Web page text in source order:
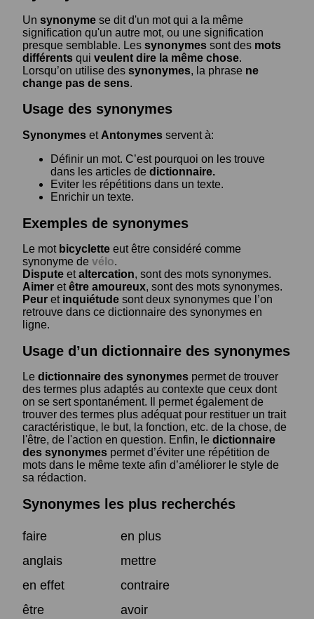
Un synonyme se dit d'un mot qui a la même
signification qu'un autre mot, ou une signification
presque semblable. Les synonymes sont des mots
différents qui veulent dire la même chose.
Lorsqu’on utilise des synonymes, la phrase ne
change pas de sens.
Usage des synonymes
Synonymes et Antonymes servent à:
Définir un mot. C’est pourquoi on les trouve
dans les articles de dictionnaire.
Eviter les répétitions dans un texte.
Enrichir un texte.
Exemples de synonymes
Le mot bicyclette eut être considéré comme
synonyme de vélo.
Dispute etaltercation, sont des mots synonymes.
Aimer etêtre amoureux, sont des mots synonymes.
Peur et inquiétude sont deux synonymes que l’on
retrouve dans ce dictionnaire des synonymes en
ligne.
Usage d’un dictionnaire des synonymes
Le dictionnaire des synonymes permet de trouver
des termes plus adaptés au contexte que ceux dont
on se sert spontanément. Il permet également de
trouver des termes plus adéquat pour restituer un trait
caractéristique, le but, la fonction, etc. de la chose, de
l'être, de l'action en question. Enfin, le dictionnaire
des synonymes permet d’éviter une répétition de
mots dans le même texte afin d’améliorer le style de
sa rédaction.
Synonymes les plus recherchés
faire
en plus
anglais
mettre
en effet
contraire
être
avoir